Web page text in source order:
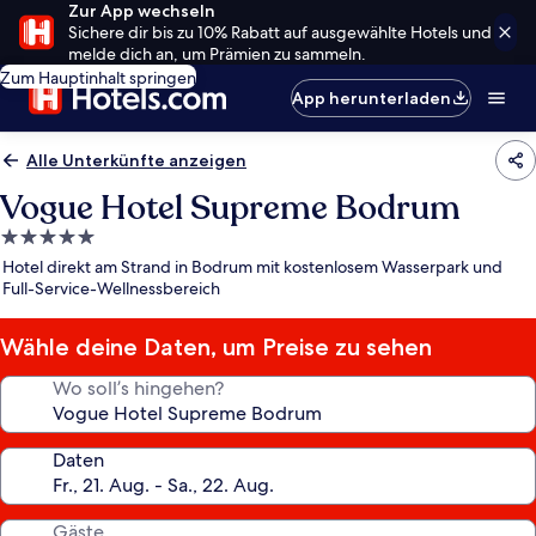
Zur App wechseln
Sichere dir bis zu 10% Rabatt auf ausgewählte Hotels und
melde dich an, um Prämien zu sammeln.
Zum Hauptinhalt springen
App herunterladen
Alle Unterkünfte anzeigen
Vogue Hotel Supreme Bodrum
5.0-
Sterne-
Unterkunft
Hotel direkt am Strand in Bodrum mit kostenlosem Wasserpark und
Full-Service-Wellnessbereich
Wähle deine Daten, um Preise zu sehen
Wo soll’s hingehen?
Daten